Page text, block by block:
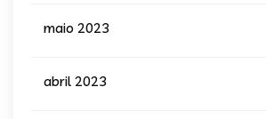
maio 2023
abril 2023